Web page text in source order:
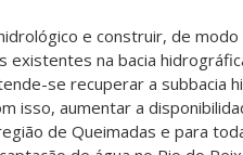
e construir, de
existentes na bacia
se recuperar a subbacia
isso, aumentar a
de Queimadas e para